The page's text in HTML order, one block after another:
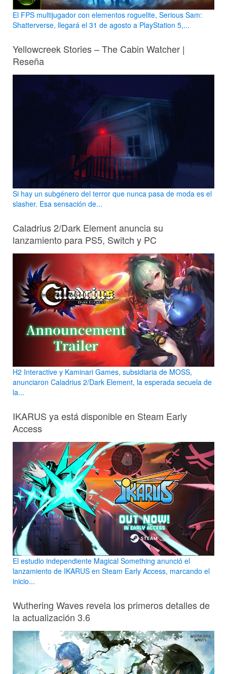
El FPS multijugador con elementos roguelite, Serious Sam:
Shatterverse, llegará el 31 de agosto a PlayStation 5,...
Yellowcreek Stories – The Cabin Watcher |
Reseña
Si hay un subgénero del terror que nunca pasa de moda es el
slasher. Esa sensación de...
Caladrius 2/Dark Element anuncia su
lanzamiento para PS5, Switch y PC
H2 Interactive y Kaminari Games, subsidiaria de MOSS,
anunciaron Caladrius 2/Dark Element, la esperada secuela de
la...
IKARUS ya está disponible en Steam Early
Access
El estudio independiente Magical Something anunció el
lanzamiento de IKARUS en Steam Early Access, marcando el
inicio...
Wuthering Waves revela los primeros detalles de
la actualización 3.6